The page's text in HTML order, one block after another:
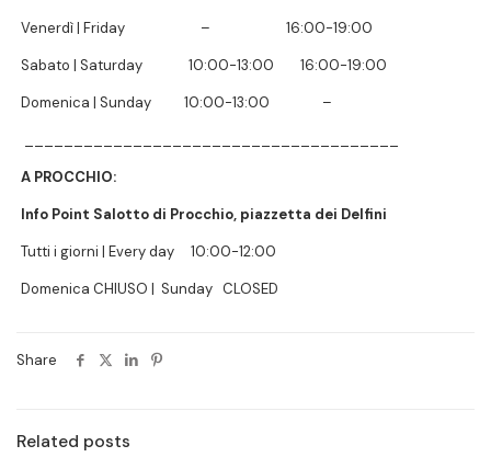
Venerdì | Friday – 16:00-19:00
Sabato | Saturday 10:00-13:00 16:00-19:00
Domenica | Sunday 10:00-13:00 –
A PROCCHIO:
Info Point Salotto di Procchio, piazzetta dei Delfini
Tutti i giorni | Every day 10:00-12:00
Domenica CHIUSO | Sunday CLOSED
Share
Related posts